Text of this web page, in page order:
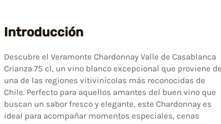
Introducción
Descubre el Veramonte Chardonnay Valle de Casablanca
Crianza 75 cl, un vino blanco excepcional que proviene
una de las regiones vitivinícolas más reconocidas de
Chile. Perfecto para aquellos amantes del buen vino que
buscan un sabor fresco y elegante, este Chardonnay es
ideal para acompañar momentos especiales, cenas